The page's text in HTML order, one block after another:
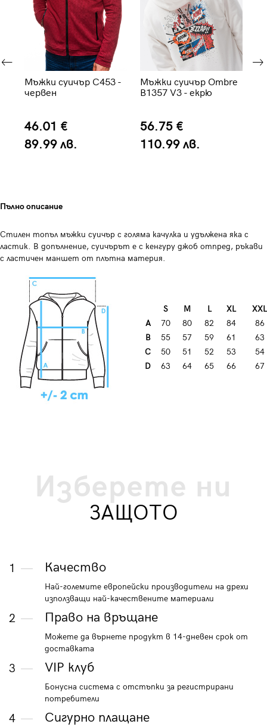
Мъжки суичър C453 -
червен
46.01 €
89.99 лв.
Мъжки суичър Ombre
B1357 V3 - екрю
56.75 €
110.99 лв.
Пълно описание
Стилен топъл мъжки суичър с голяма качулка и удължена яка с
ластик. В допълнение, суичърът е с кенгуру джоб отпред, ръкави
с ластичен маншет от плътна материя.
S M L XL
XXL
A
70 80 82 84
86
B
55 57 59 61
63
C
50 51 52 53
54
D
63 64 65 66 67
Изберете ни
ЗАЩОТО
1 Качество
Най-големите европейски производители на дрехи
използващи най-качествените материали
2 Право на връщане
Можете да върнете продукт в 14-дневен срок от
доставката
3 VIP клуб
Бонусна система с отстъпки за регистрирани
потребители
4 Сигурно плащане